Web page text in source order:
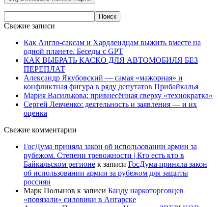
Свежие записи
Как Англо-саксам и Хардлендцам выжить вместе на
одной планете. Беседы с GPT
КАК ВЫБРАТЬ КАСКО ДЛЯ АВТОМОБИЛЯ БЕЗ
ПЕРЕПЛАТ
Александр Якубовский — самая «мажорная» и
конфликтная фигура в ряду депутатов Прибайкалья
Мария Василькова: привнесённая сверху «технократка»
Сергей Левченко: деятельность и заявления — и их
оценка
Свежие комментарии
ГосДума приняла закон об использовании армии за
рубежом. Степени тревожности | Кто есть кто в
Байкальском регионе к записи ГосДума приняла закон
об использовании армии за рубежом для защиты
россиян
Марк Полынов к записи Банду наркоторговцев
«повязали» силовики в Ангарске